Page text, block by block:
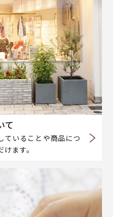
て
ていることや商品につ
ます。